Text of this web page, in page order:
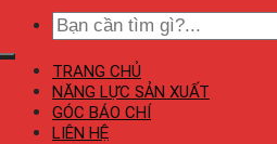
TRANG CHỦ
NĂNG LỰC SẢN XUẤT
GÓC BÁO CHÍ
LIÊN HỆ